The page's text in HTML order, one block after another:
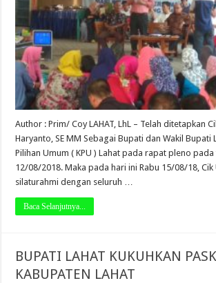
Author : Prim/ Coy LAHAT, LhL – Telah ditetapkan
Haryanto, SE MM Sebagai Bupati dan Wakil Bupati
Pilihan Umum ( KPU ) Lahat pada rapat pleno
12/08/2018. Maka pada hari ini Rabu 15/08/18, Cik
silaturahmi dengan seluruh …
Baca Selanjutnya...
BUPATI LAHAT KUKUHKAN
KABUPATEN LAHAT